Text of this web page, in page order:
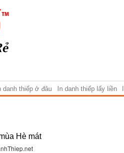
danh thiếp ở đâu In danh thiếp lấy liền
Hè mát